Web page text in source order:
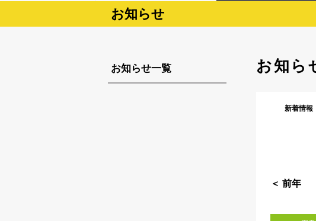
お知らせ
お知ら
新着情報
＜ 前年
お知らせ一覧